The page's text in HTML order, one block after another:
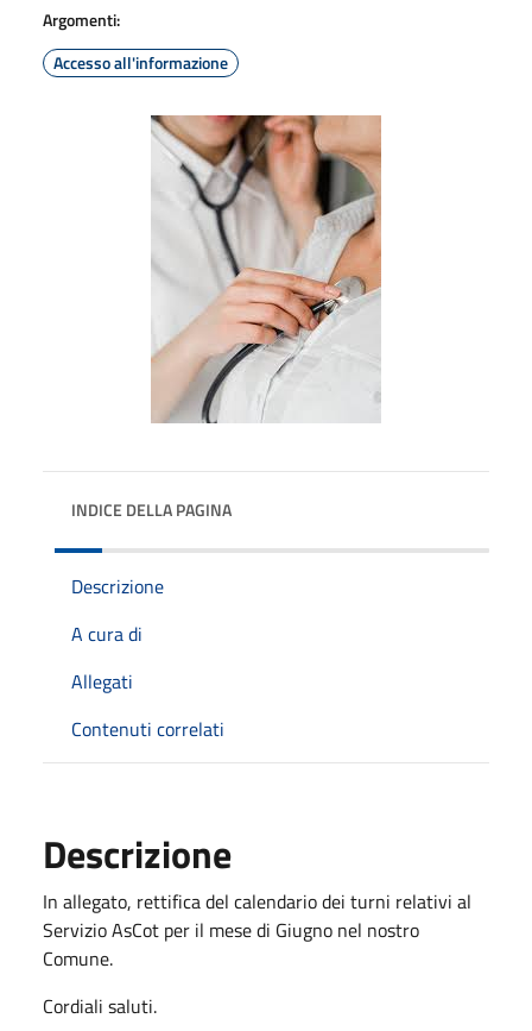
Argomenti:
Accesso all'informazione
INDICE DELLA PAGINA
Descrizione
A cura di
Allegati
Contenuti correlati
Descrizione
In allegato, rettifica del calendario dei turni relativi al
Servizio AsCot per il mese di Giugno nel nostro
Comune.
Cordiali saluti.